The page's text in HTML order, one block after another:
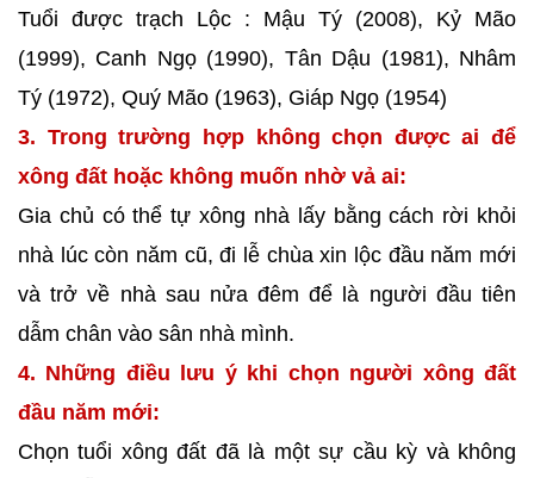
Tuổi được trạch Lộc : Mậu Tý (2008), Kỷ Mão
(1999), Canh Ngọ (1990), Tân Dậu (1981), Nhâm
Tý (1972), Quý Mão (1963), Giáp Ngọ (1954)
3. Trong trường hợp không chọn được ai để
xông đất hoặc không muốn nhờ vả ai:
Gia chủ có thể tự xông nhà lấy bằng cách rời khỏi
nhà lúc còn năm cũ, đi lễ chùa xin lộc đầu năm mới
và trở về nhà sau nửa đêm để là người đầu tiên
dẫm chân vào sân nhà mình.
4. Những điều lưu ý khi chọn người xông đất
đầu năm mới:
Chọn tuổi xông đất đã là một sự cầu kỳ và không